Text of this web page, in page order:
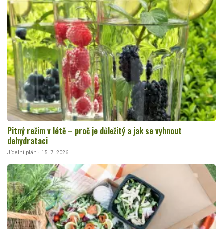
Pitný režim v létě – proč je důležitý a jak se vyhnout
dehydrataci
Jídelní plán · 15. 7. 2026